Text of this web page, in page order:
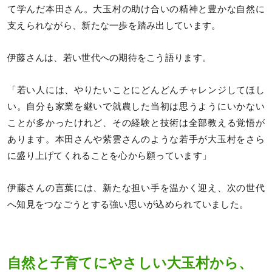
て学んだ本田さん。大玉村の助け合いの精神と豊かな自然に
支えられながら、新たな一歩を踏み出しています。
伊藤さんは、若い世代への期待をこう語ります。
「若い人には、やりたいことにどんどんチャレンジしてほし
い。自分も家業を継いで就農した当初は思うようにいかない
ことが多かったけれど、その経験と技術は全部教える覚悟が
あります。本田さんや紫雲さんのような若手が大玉村をさら
に盛り上げてくれることを心から願っています」
伊藤さんの言葉には、新たな担い手を温かく迎え、次の世代
へ知見をつなごうとする強い思いが込められていました。
自然と子育てにやさしい大玉村から、